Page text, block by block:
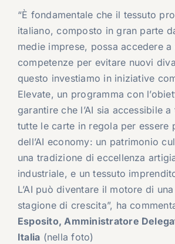
“È fondamentale che il tessuto
italiano, composto in gran parte
medie imprese, possa accedere
competenze per evitare nuovi
questo investiamo in iniziative
Elevate, un programma con
garantire che l’AI sia accessibile a
tutte le carte in regola per essere
dell’AI economy: un patrimonio
una tradizione di eccellenza
industriale, e un tessuto
L’AI può diventare il motore di
stagione di crescita”, ha
Esposito, Amministratore
Italia (nella foto)